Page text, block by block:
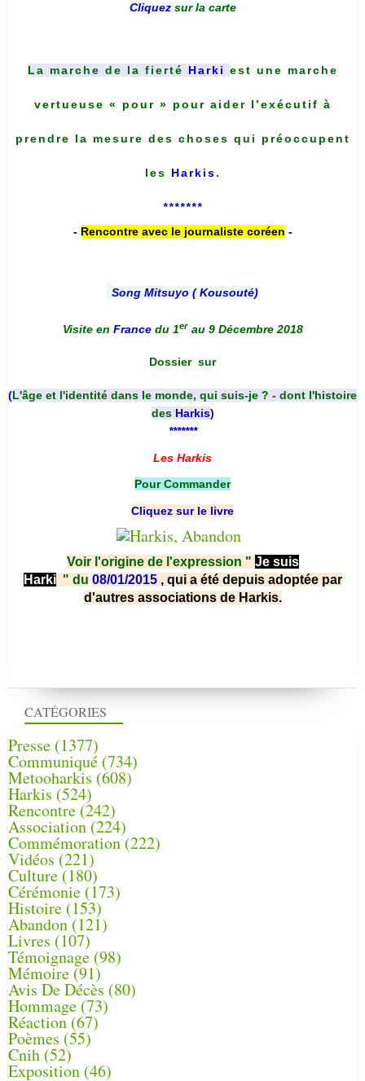
CATÉGORIES
Presse (1377)
Communiqué (734)
Metooharkis (608)
Harkis (524)
Rencontre (242)
Association (224)
Commémoration(222)
Vidéos (221)
Culture(180)
Cérémonie (173)
Histoire (153)
Abandon(121)
Livres (107)
Témoignage (98)
Mémoire (91)
Avis De Décès (80)
Hommage (73)
Réaction(67)
Poèmes (55)
Cnih (52)
Exposition (46)
Cliquez sur la carte
La marche de la fierté Harki est une marche
vertueuse « pour » pour aider l’exécutif à
prendre la mesure des choses qui préoccupent
les Harkis.
*******
- Rencontre avec le journaliste coréen -
Song Mitsuyo ( Kousouté)
Visite en France du 1er au 9 Décembre 2018
Dossier sur
(L'âge et l'identité dans le monde, qui suis-je ? - dont l'histoire
des Harkis)
*******
Les Harkis
Pour Commander
Cliquez sur le livre
Voir l'origine de l'expression " Je suis
Harki " du 08/01/2015 , qui a été depuis adoptée par
d'autres associations de Harkis.